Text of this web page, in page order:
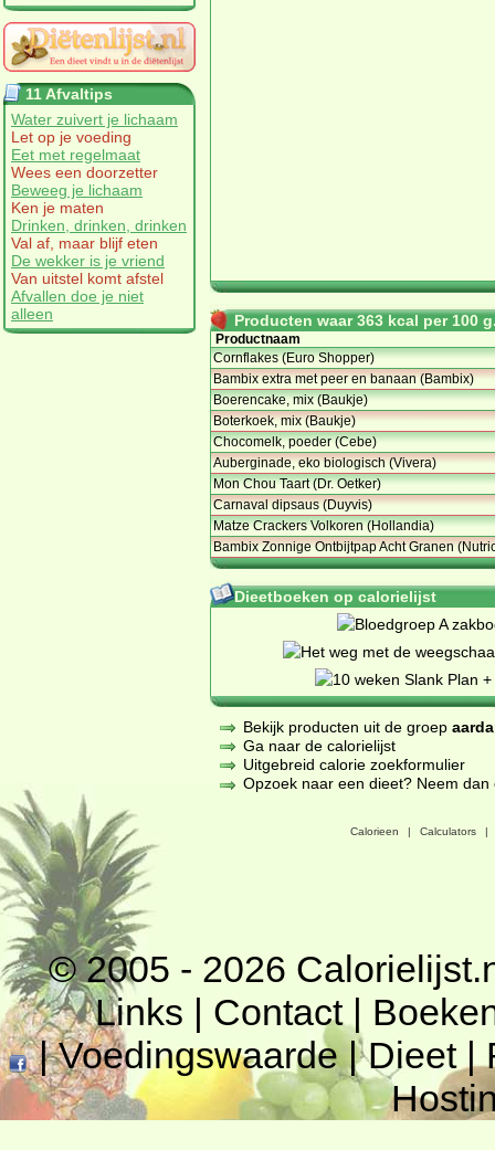
11 Afvaltips
Water zuivert je lichaam
Let op je voeding
Eet met regelmaat
Wees een doorzetter
Beweeg je lichaam
Ken je maten
Drinken, drinken, drinken
Val af, maar blijf eten
De wekker is je vriend
Van uitstel komt afstel
Afvallen doe je niet
alleen
Producten waar 363 kcal per 100
Productnaam
Cornflakes (Euro Shopper)
Bambix extra met peer en banaan (Bambix)
Boerencake, mix (Baukje)
Boterkoek, mix (Baukje)
Chocomelk, poeder (Cebe)
Auberginade, eko biologisch (Vivera)
Mon Chou Taart (Dr. Oetker)
Carnaval dipsaus (Duyvis)
Matze Crackers Volkoren (Hollandia)
Bambix Zonnige Ontbijtpap Acht Granen
Dieetboeken op calorielijst
Bekijk producten uit de groep
Ga naar de calorielijst
Uitgebreid calorie zoekformulier
Opzoek naar een dieet? Neem
Calorieen | Calculators |
© 2005 - 2026
Links | Contact|
|Voedingswaarde|Dieet|